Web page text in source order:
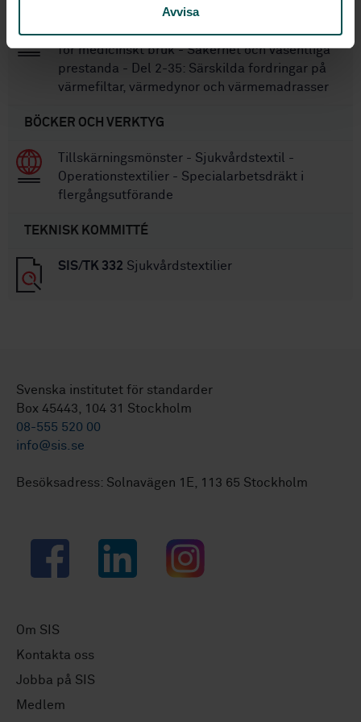
Avvisa
SS-EN IEC 60601-2-35:2021Elektrisk utrustning
för medicinskt bruk - Säkerhet och väsentliga
prestanda - Del 2-35: Särskilda fordringar på
värmefiltar, värmedynor och värmemadrasser
BÖCKER OCH VERKTYG
Tillskärningsmönster - Sjukvårdstextil -
Operationstextilier - Specialarbetsdräkt i
flergångsutförande
TEKNISK KOMMITTÉ
SIS/TK 332 Sjukvårdstextilier
Svenska institutet för standarder
Box 45443, 104 31 Stockholm
08-555 520 00
info@sis.se
Besöksadress: Solnavägen 1E, 113 65 Stockholm
Facebook LinkedIn Instagram
Om SIS
Kontakta oss
Jobba på SIS
Medlem